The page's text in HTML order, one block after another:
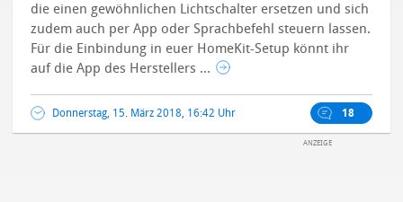
die einen gewöhnlichen Lichtschalter ersetzen und sich
zudem auch per App oder Sprachbefehl steuern lassen.
Für die Einbindung in euer HomeKit-Setup könnt ihr
auf die App des Herstellers ...
Donnerstag, 15. März 2018, 16:42 Uhr 18